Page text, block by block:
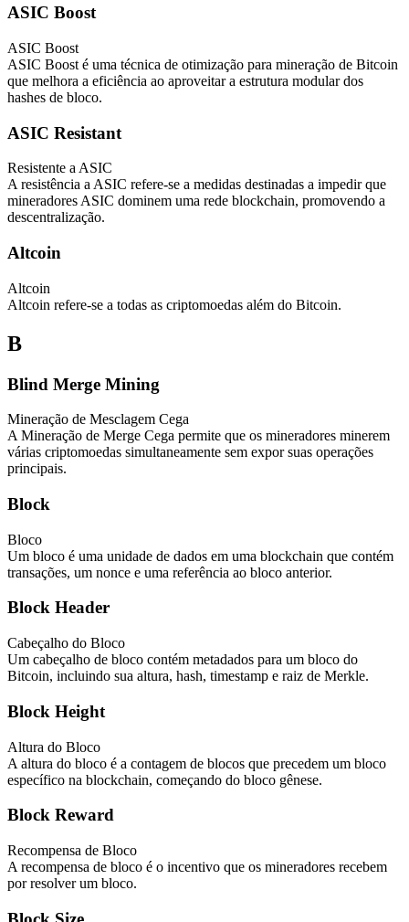
ASIC Boost
ASIC Boost
ASIC Boost é uma técnica de otimização para mineração de Bitcoin
que melhora a eficiência ao aproveitar a estrutura modular dos
hashes de bloco.
ASIC Resistant
Resistente a ASIC
A resistência a ASIC refere-se a medidas destinadas a impedir que
mineradores ASIC dominem uma rede blockchain, promovendo a
descentralização.
Altcoin
Altcoin
Altcoin refere-se a todas as criptomoedas além do Bitcoin.
B
Blind Merge Mining
Mineração de Mesclagem Cega
A Mineração de Merge Cega permite que os mineradores minerem
várias criptomoedas simultaneamente sem expor suas operações
principais.
Block
Bloco
Um bloco é uma unidade de dados em uma blockchain que contém
transações, um nonce e uma referência ao bloco anterior.
Block Header
Cabeçalho do Bloco
Um cabeçalho de bloco contém metadados para um bloco do
Bitcoin, incluindo sua altura, hash, timestamp e raiz de Merkle.
Block Height
Altura do Bloco
A altura do bloco é a contagem de blocos que precedem um bloco
específico na blockchain, começando do bloco gênese.
Block Reward
Recompensa de Bloco
A recompensa de bloco é o incentivo que os mineradores recebem
por resolver um bloco.